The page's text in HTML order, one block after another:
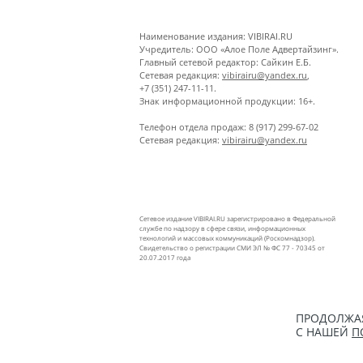
Наименование издания: VIBIRAI.RU
Учредитель: ООО «Алое Поле Адвертайзинг».
Главный сетевой редактор: Сайкин Е.Б.
Сетевая редакция: vibirairu@yandex.ru
+7 (351) 247-11-11.
Знак информационной продукции: 16+.
Телефон отдела продаж: 8 (917) 299-67-02
Сетевая редакция: vibirairu@yandex.ru
Сетевое издание VIBIRAI.RU зарегистрировано в Федеральной
службе по надзору в сфере связи, информационных
технологий и массовых коммуникаций (Роскомнадзор).
Свидетельство о регистрации СМИ ЭЛ № ФС 77 - 70345 от
20.07.2017 года
С НАШЕЙ